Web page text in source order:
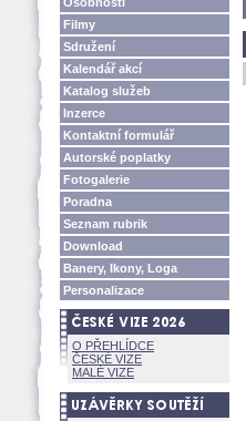
Filmy
Sdružení
Kalendář akcí
Katalog služeb
Inzerce
Kontaktní formulář
Autorské poplatky
Fotogalerie
Poradna
Seznam rubrik
Download
Banery, Ikony, Loga
Personalizace
O PŘEHLÍDCE
ČESKÉ VIZE
MALÉ VIZE